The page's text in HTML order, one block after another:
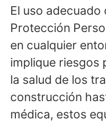
El uso adecuado
Protección
en cualquier
implique riesgos
la salud de los
construcción
médica, estos